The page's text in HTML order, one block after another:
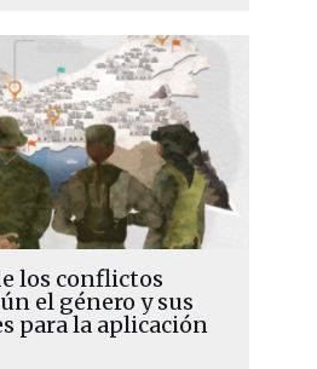
los conflictos
el género y sus
para la aplicación